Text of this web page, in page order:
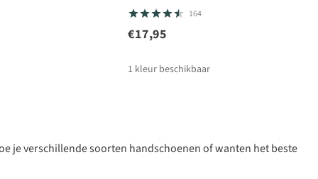
164
€17,95
1 kleur beschikbaar
je verschillende soorten handschoenen of wanten het beste